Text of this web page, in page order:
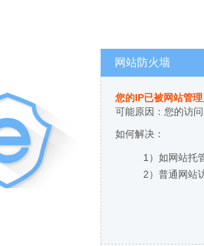
网站防火墙
您的IP已被网站管
可能原因：您的访
如何解决：
1）如网站托
2）普通网站